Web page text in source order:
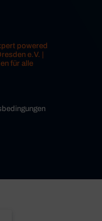
powered
e.V. |
für alle